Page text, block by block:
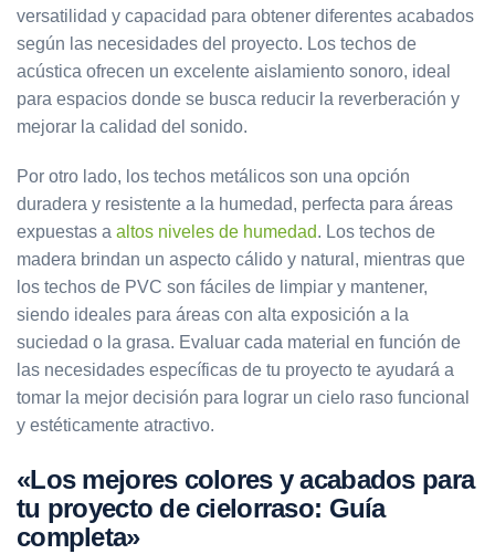
versatilidad y capacidad para obtener diferentes acabados
según las necesidades del proyecto. Los techos de
acústica ofrecen un excelente aislamiento sonoro, ideal
para espacios donde se busca reducir la reverberación y
mejorar la calidad del sonido.
Por otro lado, los techos metálicos son una opción
duradera y resistente a la humedad, perfecta para áreas
expuestas a altos niveles de humedad. Los techos de
madera brindan un aspecto cálido y natural, mientras que
los techos de PVC son fáciles de limpiar y mantener,
siendo ideales para áreas con alta exposición a la
suciedad o la grasa. Evaluar cada material en función de
las necesidades específicas de tu proyecto te ayudará a
tomar la mejor decisión para lograr un cielo raso funcional
y estéticamente atractivo.
«Los mejores colores y acabados para
tu proyecto de cielorraso: Guía
completa»